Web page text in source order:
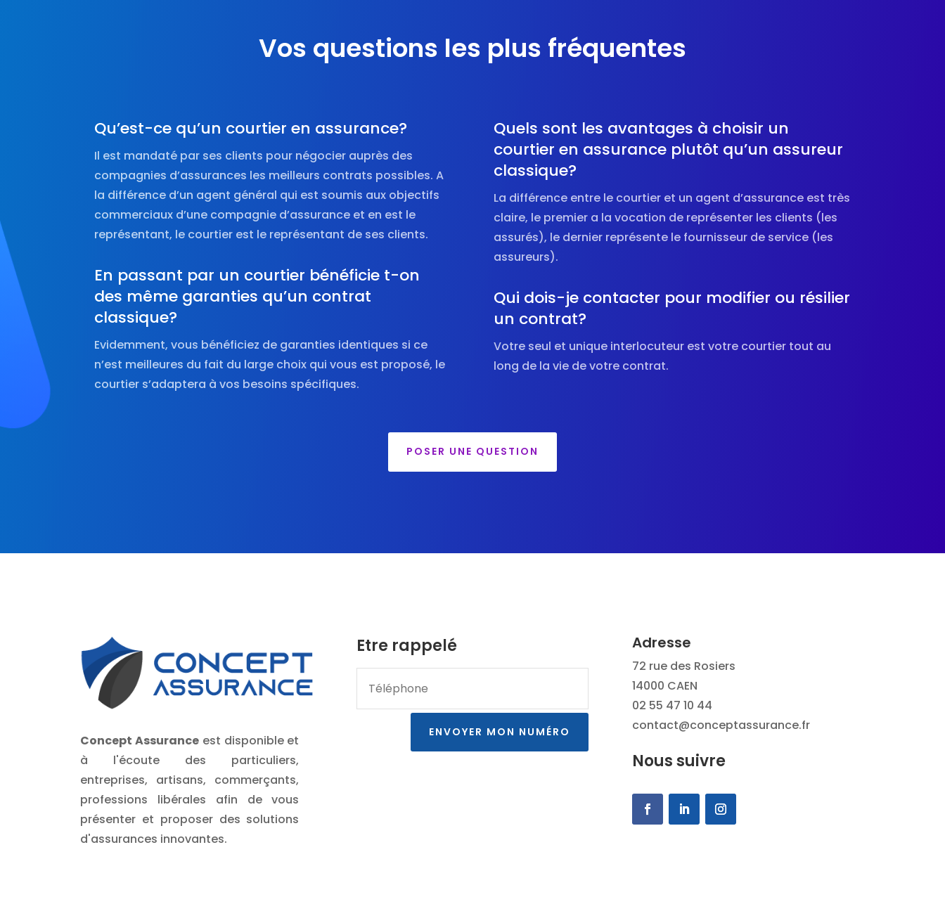
Vos questions les plus fréquentes
Qu’est-ce qu’un courtier en assurance?
Il est mandaté par ses clients pour négocier auprès des
compagnies d’assurances les meilleurs contrats possibles. A
la différence d’un agent général qui est soumis aux objectifs
commerciaux d’une compagnie d’assurance et en est le
représentant, le courtier est le représentant de ses clients.
En passant par un courtier bénéficie t-on
des même garanties qu’un contrat
classique?
Evidemment, vous bénéficiez de garanties identiques si ce
n’est meilleures du fait du large choix qui vous est proposé, le
courtier s’adaptera à vos besoins spécifiques.
Quels sont les avantages à choisir un
courtier en assurance plutôt qu’un assureur
classique?
La différence entre le courtier et un agent d’assurance est très
claire, le premier a la vocation de représenter les clients (les
assurés), le dernier représente le fournisseur de service (les
assureurs).
Qui dois-je contacter pour modifier ou résilier
un contrat?
Votre seul et unique interlocuteur est votre courtier tout au
long de la vie de votre contrat.
POSER UNE QUESTION
Concept Assurance est disponible et
à l'écoute des particuliers,
entreprises, artisans, commerçants,
professions libérales afin de vous
présenter et proposer des solutions
d'assurances innovantes.
Etre rappelé
ENVOYER MON NUMÉRO
Adresse
72 rue des Rosiers
14000 CAEN
02 55 47 10 44
contact@conceptassurance.fr
Nous suivre